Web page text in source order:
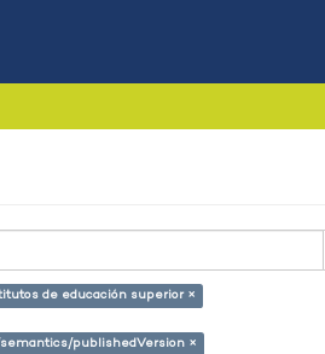
de educación superior ×
publishedVersion ×